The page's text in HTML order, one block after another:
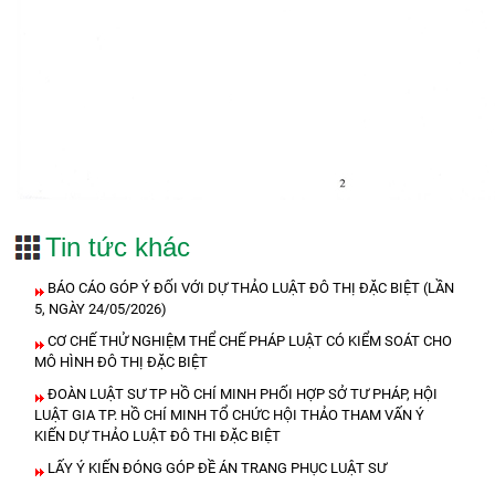
Tin tức khác
BÁO CÁO GÓP Ý ĐỐI VỚI DỰ THẢO LUẬT ĐÔ THỊ ĐẶC BIỆT (LẦN
5, NGÀY 24/05/2026)
CƠ CHẾ THỬ NGHIỆM THỂ CHẾ PHÁP LUẬT CÓ KIỂM SOÁT CHO
MÔ HÌNH ĐÔ THỊ ĐẶC BIỆT
ĐOÀN LUẬT SƯ TP HỒ CHÍ MINH PHỐI HỢP SỞ TƯ PHÁP, HỘI
LUẬT GIA TP. HỒ CHÍ MINH TỔ CHỨC HỘI THẢO THAM VẤN Ý
KIẾN DỰ THẢO LUẬT ĐÔ THI ĐẶC BIỆT
LẤY Ý KIẾN ĐÓNG GÓP ĐỀ ÁN TRANG PHỤC LUẬT SƯ